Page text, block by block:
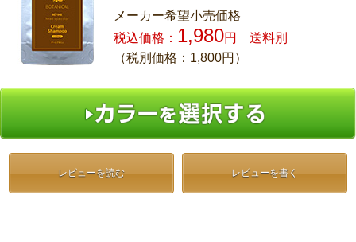
メーカー希望小売価格
税込価格： 1,980円 送料別
（税別価格：1,800円）
レビューを読む レビューを書く